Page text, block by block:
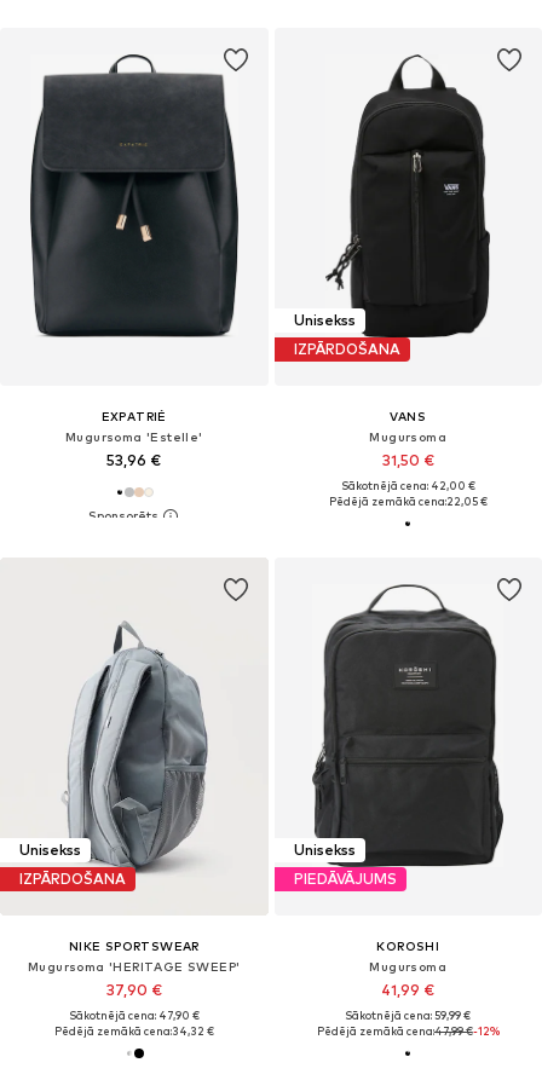
EXPATRIÉ
Mugursoma 'Estelle'
53,96 €
Unisekss
IZPĀRDOŠANA
VANS
Mugursoma
31,50 €
Sākotnējā cena: 42,00 €
Pēdējā zemākā cena:22,05 €
Unisekss
IZPĀRDOŠANA
NIKE SPORTSWEAR
Mugursoma 'HERITAGE SWEEP'
37,90 €
Sākotnējā cena: 47,90 €
Pēdējā zemākā cena:34,32 €
Unisekss
PIEDĀVĀJUMS
KOROSHI
Mugursoma
41,99 €
Sākotnējā cena: 59,99 €
Pēdējā zemākā cena:47,99 €-12%